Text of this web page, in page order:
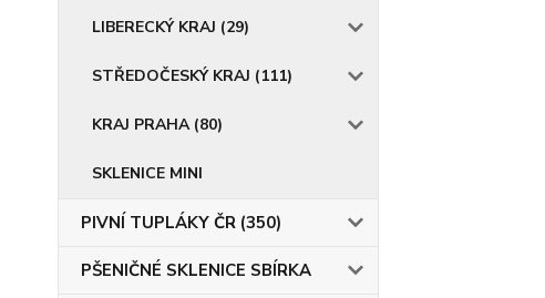
LIBERECKÝ KRAJ (29)
STŘEDOČESKÝ KRAJ (111)
KRAJ PRAHA (80)
SKLENICE MINI
PIVNÍ TUPLÁKY ČR (350)
PŠENIČNÉ SKLENICE SBÍRKA